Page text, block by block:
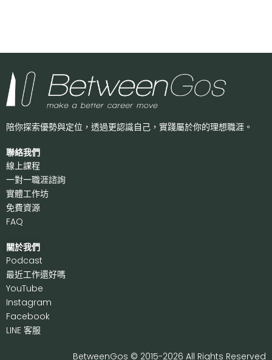
陪你探索優勢與定位，透過更認識自己， 實踐屬於你的理想職涯。
聯絡我們
線上課程
一對一職涯諮詢
實體工作坊
免費資源
FAQ
關於我們
Podcast
最近工作還好嗎
YouTube
Instagram
Facebook
LINE 客服
BetweenGos © 2015-2026 All Rights Reserved